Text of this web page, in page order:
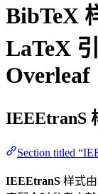
BibTeX
LaTeX
Overleaf
IEEEtranS
Section titled
IEEEtranS 样式